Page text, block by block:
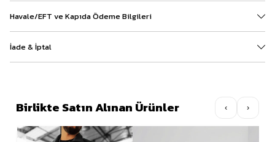
Havale/EFT ve Kapıda Ödeme Bilgileri
İade & İptal
Birlikte Satın Alınan Ürünler ‹ ›